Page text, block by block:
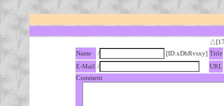
Name
/ [ID:xDhRvsxy] Title
E-Mail /
URL
Comment